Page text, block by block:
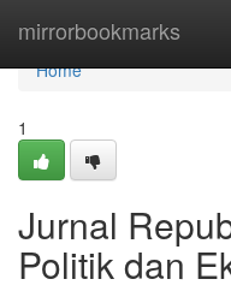
mirrorbookmarks
Home
Home
1
Jurnal
Politik dan